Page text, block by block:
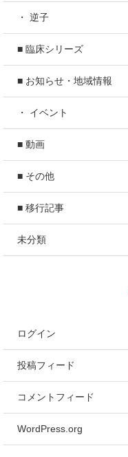
・ 逆子
■ 臨床シリーズ
■ お知らせ・地域情報
・ イベント
■ 動画
■ その他
■ 移行記事
未分類
ログイン
投稿フィード
コメントフィード
WordPress.org